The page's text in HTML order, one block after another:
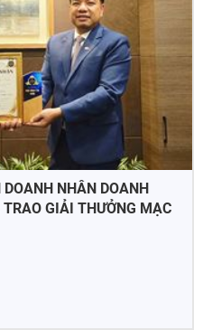
NHÂN DOANH
GIẢI THƯỞNG MẠC